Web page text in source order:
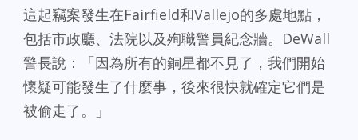
這起竊案發生在Fairfield和Vallejo的多處地點，
包括市政廳、法院以及殉職警員紀念牆。DeWall
警長說：「因為所有的銅星都不見了，我們開始
懷疑可能發生了什麼事，後來很快就確定它們是
被偷走了。」